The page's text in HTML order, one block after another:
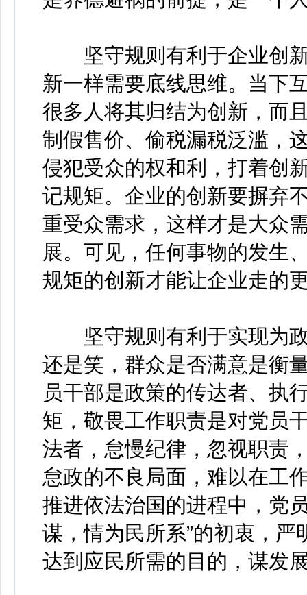
坚守规则有利于企业创新
新一样需要底线思维。当下
很多人将其归结为创新，而
制假售价、偷税漏税泛滥，
侵犯受众的权和利，打着创
记规矩。企业的创新要摒弃
重受众需求，这样才是大众
展。可见，任何事物的发生
规矩的创新才能让企业走的
坚守规则有利于实现为政
还是笑，群众是否满意是衡
员干部是政策的传达者、执
矩，敬畏工作职责是对党员
法者，怠慢纪律，忽视职责
怠政的不良局面，难以在工
推进依法治国的进程中，党
谋，情为民所系”的初衷，
达到应民所需的目的，谋发